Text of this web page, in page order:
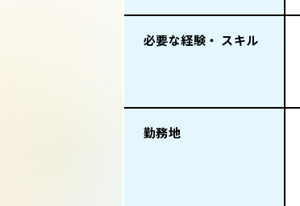
必要な経験・ スキル
勤務地